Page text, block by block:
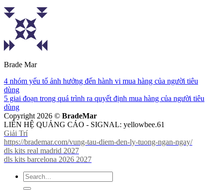
Brade Mar
4 nhóm yếu tố ảnh hưởng đến hành vi mua hàng của người tiêu
dùng
5 giai đoạn trong quá trình ra quyết định mua hàng của người tiêu
dùng
Copyright 2026 © BradeMar
LIÊN HỆ QUẢNG CÁO - SIGNAL: yellowbee.61
Giải Trí
https://brademar.com/vung-tau-diem-den-ly-tuong-ngan-ngay/
dls kits real madrid 2027
dls kits barcelona 2026 2027